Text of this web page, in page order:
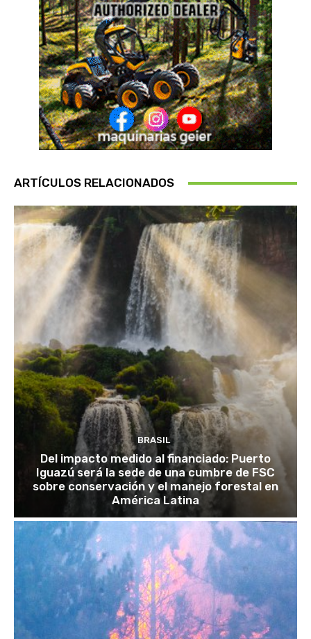
ARTÍCULOS RELACIONADOS
BRASIL
Del impacto medido al financiado: Puerto
Iguazú será la sede de una cumbre de FSC
sobre conservación y el manejo forestal en
América Latina